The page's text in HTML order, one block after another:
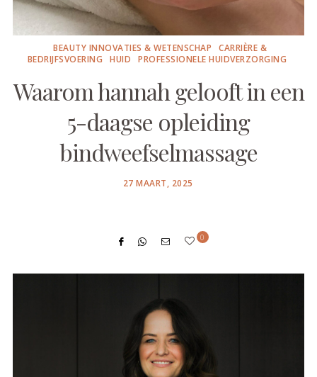
BEAUTY INNOVATIES & WETENSCHAP
CARRIÈRE &
BEDRIJFSVOERING
HUID PROFESSIONELE HUIDVERZORGING
Waarom hannah gelooft in een
5-daagse opleiding
bindweefselmassage
POSTED
27 MAART, 2025
0